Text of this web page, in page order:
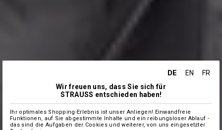
DE EN
FR
Wir freuen uns, dass Sie sich für
STRAUSS entschieden haben!
Ihr optimales Shopping-Erlebnis ist unser Anliegen! Einwandfreie
Funktionen, auf Sie abgestimmte Inhalte und ein reibungsloser Ablauf -
das sind die Aufgaben der Cookies und weiterer, von uns eingesetzter